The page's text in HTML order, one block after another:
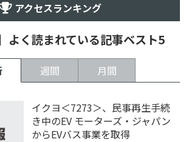
アクセスランキング
よく読まれている記事ベスト5
週間 月間
イクヨ＜7273＞、民事再生手続
き中のEV モーターズ・ジャパン
からEVバス事業を取得